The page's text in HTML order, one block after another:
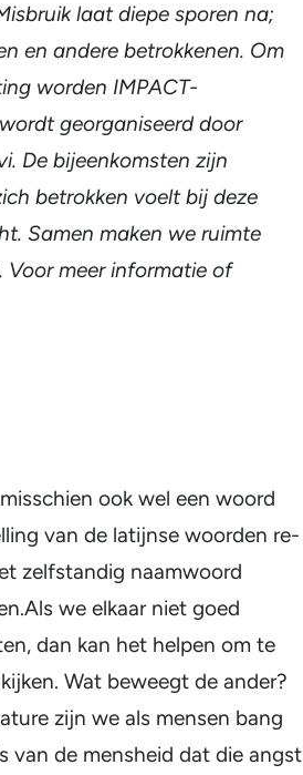
laat diepe sporen na;
en andere betrokkenen. Om
worden IMPACT-
georganiseerd door
De bijeenkomsten zijn
betrokken voelt bij deze
Samen maken we ruimte
Voor meer informatie of
ook wel een woord
van de latijnse woorden re-
zelfstandig naamwoord
we elkaar niet goed
dan kan het helpen om te
Wat beweegt de ander?
zijn we als mensen bang
van de mensheid dat die angst